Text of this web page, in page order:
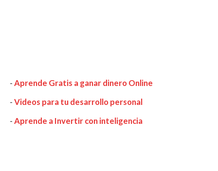
-Aprende Gratis a ganar dinero Online
-Videos para tu desarrollo personal
-Aprende a Invertir con inteligencia